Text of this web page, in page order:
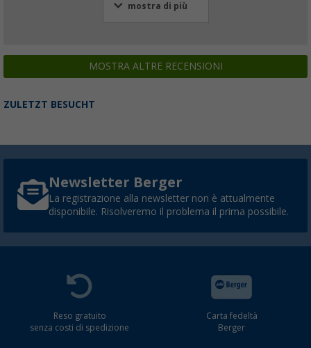
mostra di più
MOSTRA ALTRE RECENSIONI
ZULETZT BESUCHT
Newsletter Berger
La registrazione alla newsletter non è attualmente
disponibile. Risolveremo il problema il prima possibile.
Reso gratuito
senza costi di spedizione
Carta fedeltà
Berger